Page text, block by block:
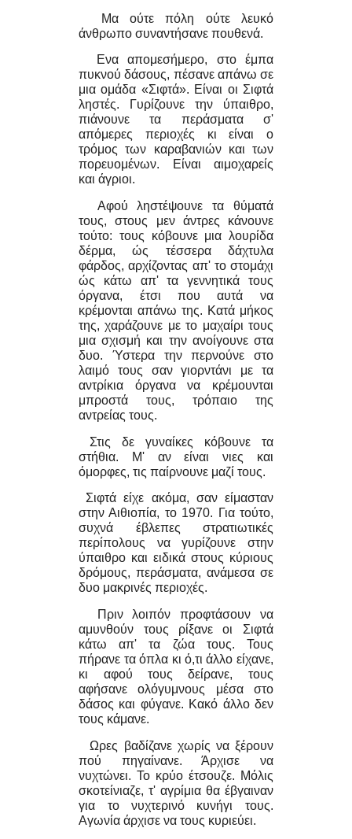
Μα ούτε πόλη ούτε λευκό
άνθρωπο συναντήσανε πουθενά.
Eνα απομεσήμερο, στο έμπα
πυκνού δάσους, πέσανε απάνω σε
μια ομάδα «Σιφτά». Είναι οι Σιφτά
ληστές. Γυρίζουνε την ύπαιθρο,
πιάνουνε τα περάσματα σ'
απόμερες περιοχές κι είναι ο
τρόμος των καραβανιών και των
πορευομένων. Είναι αιμοχαρείς
και άγριοι.
Αφού ληστέψουνε τα θύματά
τους, στους μεν άντρες κάνουνε
τούτο: τους κόβουνε μια λουρίδα
δέρμα, ώς τέσσερα δάχτυλα
φάρδος, αρχίζοντας απ' το στομάχι
ώς κάτω απ' τα γεννητικά τους
όργανα, έτσι που αυτά να
κρέμονται απάνω της. Κατά μήκος
της, χαράζουνε με το μαχαίρι τους
μια σχισμή και την ανοίγουνε στα
δυο. Ύστερα την περνούνε στο
λαιμό τους σαν γιορντάνι με τα
αντρίκια όργανα να κρέμουνται
μπροστά τους, τρόπαιο της
αντρείας τους.
Στις δε γυναίκες κόβουνε τα
στήθια. Μ' αν είναι νιες και
όμορφες, τις παίρνουνε μαζί τους.
Σιφτά είχε ακόμα, σαν είμασταν
στην Αιθιοπία, το 1970. Για τούτο,
συχνά έβλεπες στρατιωτικές
περίπολους να γυρίζουνε στην
ύπαιθρο και ειδικά στους κύριους
δρόμους, περάσματα, ανάμεσα σε
δυο μακρινές περιοχές.
Πριν λοιπόν προφτάσουν να
αμυνθούν τους ρίξανε οι Σιφτά
κάτω απ' τα ζώα τους. Τους
πήρανε τα όπλα κι ό,τι άλλο είχανε,
κι αφού τους δείρανε, τους
αφήσανε ολόγυμνους μέσα στο
δάσος και φύγανε. Κακό άλλο δεν
τους κάμανε.
Ωρες βαδίζανε χωρίς να ξέρουν
πού πηγαίνανε. Άρχισε να
νυχτώνει. Το κρύο έτσουζε. Μόλις
σκοτείνιαζε, τ' αγρίμια θα έβγαιναν
για το νυχτερινό κυνήγι τους.
Αγωνία άρχισε να τους κυριεύει.